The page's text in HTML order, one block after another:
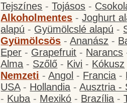
Tejszínes -Tojásos -
Alkoholmentes -Joghurt
alapú - Gyümölcslé alapú -
Gyümölcsös -Ananász -
Eper - Grapefruit - Narancs
Alma - Szőlő - Kivi - Kókusz
Nemzeti -Angol - Francia -
USA- Hollandia -Ausztria -
- Kuba - Mexikó - Brazília -